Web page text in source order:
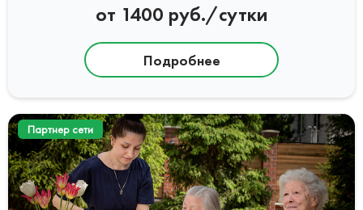
от 1400 руб./сутки
Подробнее
Партнер сети